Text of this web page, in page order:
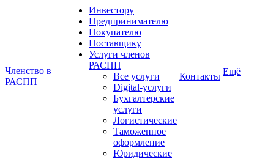
Членство в
РАСПП
Инвестору
Предпринимателю
Покупателю
Поставщику
Услуги членов
РАСПП
Все услуги
Digital-услуги
Бухгалтерские
услуги
Логистические
Таможенное
оформление
Юридические
Контакты Ещё